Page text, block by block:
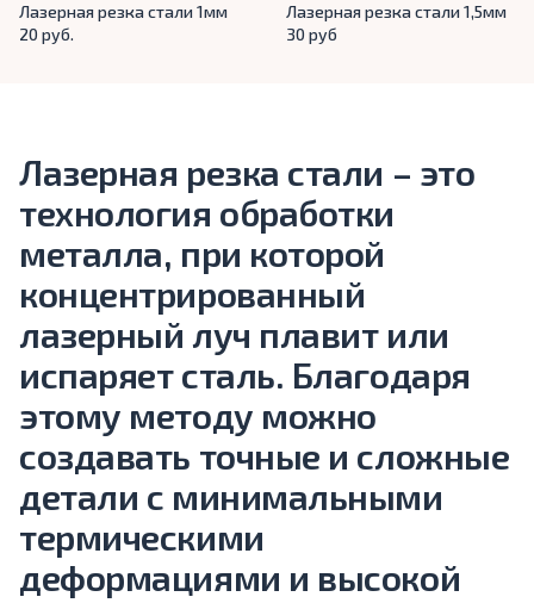
Лазерная резка стали 1мм
20 руб.
Лазерная резка стали 1,5мм
30 руб
Лазерная резка стали – это
технология обработки
металла, при которой
концентрированный
лазерный луч плавит или
испаряет сталь. Благодаря
этому методу можно
создавать точные и сложные
детали с минимальными
термическими
деформациями и высокой